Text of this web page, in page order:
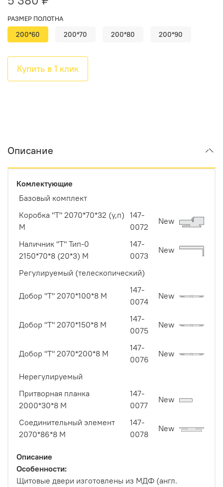
Купить в 1 клик
РАЗМЕР ПОЛОТНА
200*60 200*70 200*80 200*90
Описание
Комлектующие
Базовый комплект
Коробка "Т" 2070*70*32 (у,п)
М
147-
0072
New
Наличник "Т" Тип-0
2150*70*8 (20*3) М
147-
0073
New
Регулируемый (телескопический)
Добор "Т" 2070*100*8 М
147-
0074
New
Добор "Т" 2070*150*8 М
147-
0075
New
Добор "Т" 2070*200*8 М
147-
0076
New
Нерегулируемый
Притворная планка
2000*30*8 М
147-
0077
New
Соединительный элемент
2070*86*8 М
147-
0078
New
Описание
Особенности:
Щитовые двери изготовлены из МДФ (англ.